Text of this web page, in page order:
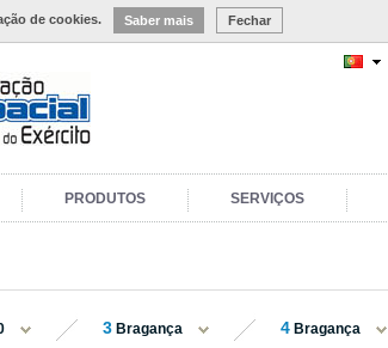
de cookies. Saber mais Fechar
PRODUTOS SERVIÇOS
3 Bragança 4 Bragança